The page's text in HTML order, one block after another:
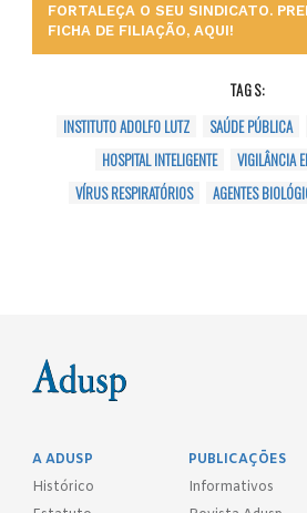
FORTALEÇA O SEU SINDICATO.
FICHA DE FILIAÇÃO, AQUI!
TAGS:
INSTITUTO ADOLFO LUTZ
SAÚDE PÚBLICA
HOSPITAL INTELIGENTE
VIGILÂNCIA
VÍRUS RESPIRATÓRIOS
AGENTES
A ADUSP
Histórico
PUBLICAÇÕES
Informativos